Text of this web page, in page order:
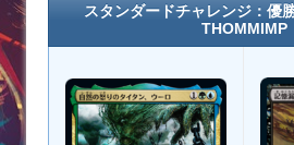
スタンダードチャレンジ：優
THOMMIMP